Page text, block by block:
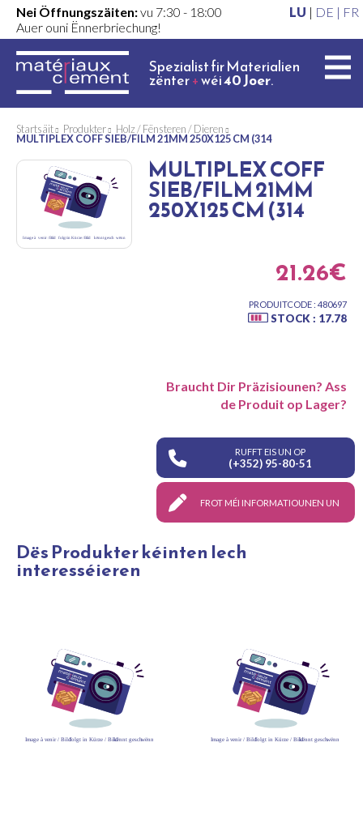
Nei Öffnungszäiten:vu 7:30 - 18:00
Auer ouni Ënnerbriechung!
LU | DE | FR
Spezialist fir Materialien
zënter+wéi40 Joer.
Startsäit Produkter Holz / Fënsteren / Dieren
MULTIPLEX COFF SIEB/FILM 21MM 250X125 CM (314
MULTIPLEX COFF
SIEB/FILM 21MM
250X125 CM (314
21.26€
PRODUITCODE : 480697
STOCK : 17.78
Braucht Dir Präzisiounen? Ass
de Produit op Lager?
RUFFT EIS UN OP
(+352) 95-80-51
FROT MÉI INFORMATIOUNEN UN
Dës Produkter kéinten Iech
interesséieren